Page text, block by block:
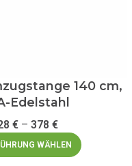
140 cm,
Edelstahl
€ –378€
WÄHLEN